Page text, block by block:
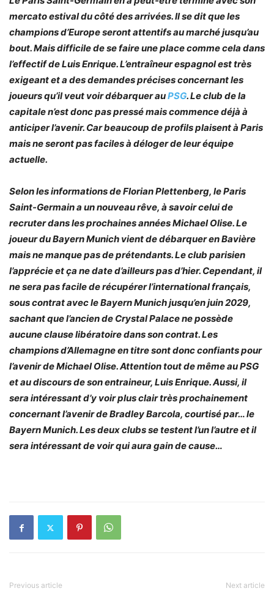
mercato estival du côté des arrivées. Il se dit que les
champions d’Europe seront attentifs au marché jusqu’au
bout. Mais difficile de se faire une place comme cela dans
l’effectif de Luis Enrique. L’entraîneur espagnol est très
exigeant et a des demandes précises concernant les
joueurs qu’il veut voir débarquer auPSG. Le club de la
capitale n’est donc pas pressé mais commence déjà à
anticiper l’avenir. Car beaucoup de profils plaisent à Paris
mais ne seront pas faciles à déloger de leur équipe
actuelle.
Selon les informations de Florian Plettenberg, le Paris
Saint-Germain a un nouveau rêve, à savoir celui de
recruter dans les prochaines années Michael Olise. Le
joueur du Bayern Munich vient de débarquer en Bavière
mais ne manque pas de prétendants. Le club parisien
l’apprécie et ça ne date d’ailleurs pas d’hier. Cependant, il
ne sera pas facile de récupérer l’international français,
sous contrat avec le Bayern Munich jusqu’en juin 2029,
sachant que l’ancien de Crystal Palace ne possède
aucune clause libératoire dans son contrat. Les
champions d’Allemagne en titre sont donc confiants pour
l’avenir de Michael Olise. Attention tout de même au PSG
et au discours de son entraineur, Luis Enrique. Aussi, il
sera intéressant d’y voir plus clair très prochainement
concernant l’avenir de Bradley Barcola, courtisé par… le
Bayern Munich. Les deux clubs se testent l’un l’autre et il
sera intéressant de voir qui aura gain de cause…
Previous article Next article